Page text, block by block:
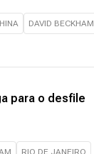
DAVID BECKHAM
para o desfile
RIO DE JANEIRO